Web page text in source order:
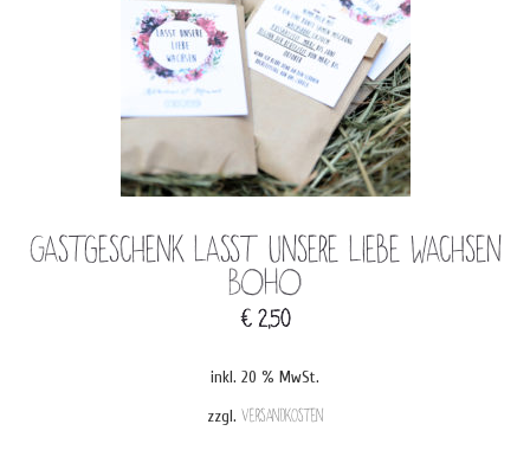
Gastgeschenk Lasst unsere Liebe wachsen
BOHO
€ 2,50
inkl. 20 % MwSt.
zzgl. Versandkosten